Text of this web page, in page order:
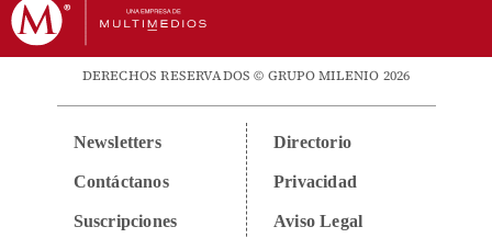
DERECHOS RESERVADOS © GRUPO MILENIO 2026
Newsletters
Contáctanos
Suscripciones
Directorio
Privacidad
Aviso Legal